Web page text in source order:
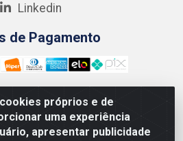
próprios e de
uma experiência
apresentar publicidade
Linkedin
de Pagamento
- CNPJ 18.217.682/0001-54 -
58 - Bultrins, Olinda/PE